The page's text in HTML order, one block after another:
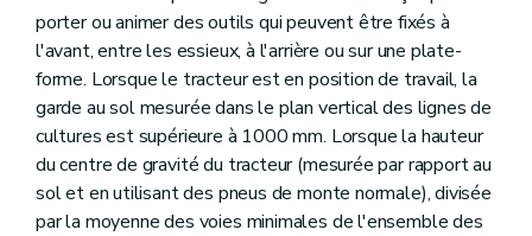
porter ou animer des outils qui peuvent être fixés à
l'avant, entre les essieux, à l'arrière ou sur une plate-
forme. Lorsque le tracteur est en position de travail, la
garde au sol mesurée dans le plan vertical des lignes de
cultures est supérieure à 1000 mm. Lorsque la hauteur
du centre de gravité du tracteur (mesurée par rapport au
sol et en utilisant des pneus de monte normale), divisée
par la moyenne des voies minimales de l'ensemble des